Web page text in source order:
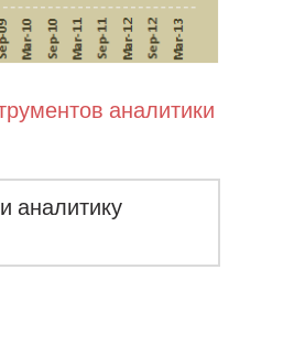
аналитики
аналитику